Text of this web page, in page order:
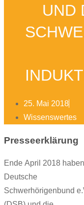
UND
25. Mai 2018
Wissenswertes
Presseerklärung
Ende April 2018
Deutsche
Schwerhörigenbund